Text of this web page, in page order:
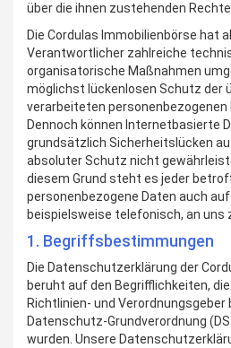
über die ihnen zustehenden
Die Cordulas Immobilienbörse hat
Verantwortlicher zahlreiche
organisatorische Maßnahmen
möglichst lückenlosen Schutz der
verarbeiteten personenbezogenen
Dennoch können Internetbasierte
grundsätzlich Sicherheitslücken
absoluter Schutz nicht
diesem Grund steht es jeder
personenbezogene Daten auch
beispielsweise telefonisch, an uns
1. Begriffsbestimmungen
Die Datenschutzerklärung der
beruht auf den Begrifflichkeiten,
Richtlinien- und Verordnungsgeber
Datenschutz-Grundverordnung
wurden. Unsere